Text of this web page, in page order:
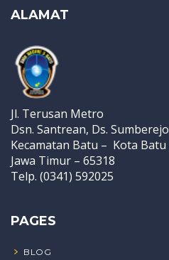
ALAMAT
Jl. Terusan Metro
Dsn. Santrean, Ds. Sumberejo
Kecamatan Batu – Kota Batu
Jawa Timur – 65318
Telp. (0341) 592025
PAGES
BLOG